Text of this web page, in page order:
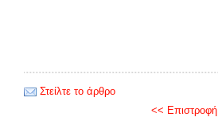
Στείλτε το άρθρο
<< Επιστροφή